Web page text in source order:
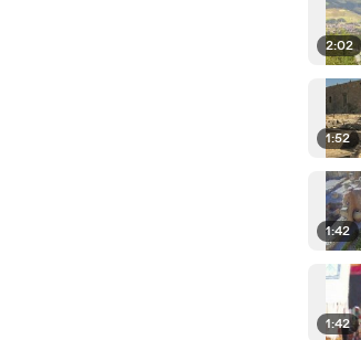
2:02
1:52
1:42
1:42